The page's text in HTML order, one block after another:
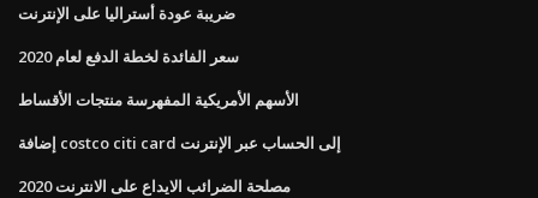
ضريبة عودة أستراليا على الإنترنت
سعر الفائدة لخطة الدفع لعام 2020
الأسهم الأمريكية المفهرسة منتجات الأقساط
إضافة costco citi card إلى الحساب عبر الإنترنت
مصلحة الضرائب الايداع على الانترنت 2020